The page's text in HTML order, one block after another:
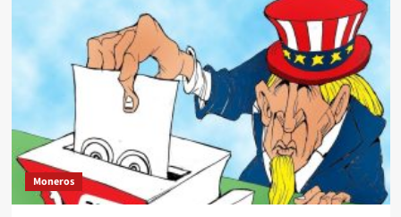
Moneros